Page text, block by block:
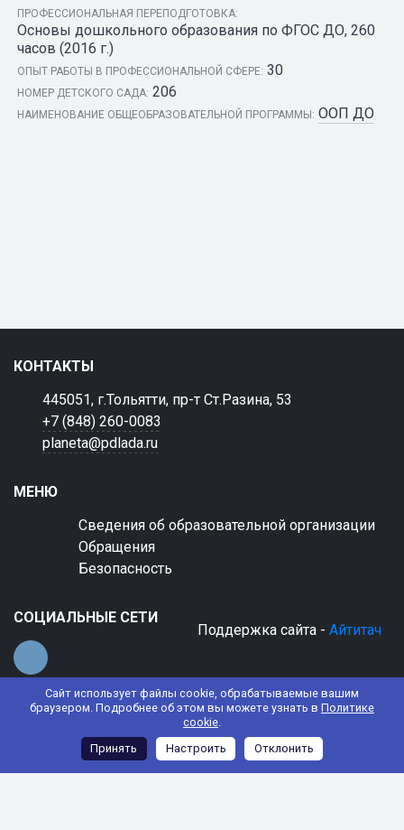
Сайт использует файлы cookie, обрабатываемые вашим
браузером. Подробнее об этом вы можете узнать в Политике
cookie.
Принять
Настроить Отклонить
ПРОФЕССИОНАЛЬНАЯ ПЕРЕПОДГОТОВКА:
Основы дошкольного образования по ФГОС ДО, 260
часов (2016 г.)
ОПЫТ РАБОТЫ В ПРОФЕССИОНАЛЬНОЙ СФЕРЕ: 30
НОМЕР ДЕТСКОГО САДА: 206
НАИМЕНОВАНИЕ ОБЩЕОБРАЗОВАТЕЛЬНОЙ ПРОГРАММЫ: ООП ДО
КОНТАКТЫ
445051, г.Тольятти, пр-т Ст.Разина, 53
+7 (848) 260-0083
planeta@pdlada.ru
МЕНЮ
Сведения об образовательной организации
Обращения
Безопасность
СОЦИАЛЬНЫЕ СЕТИ
Поддержка сайта - Айтитач
© 2022 АНО ДО "Планета детства "Лада"